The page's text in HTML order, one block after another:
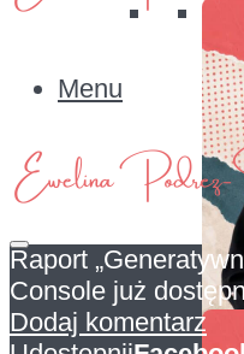
Menu
O mnie
Raport
Console już
Dodaj komentarz